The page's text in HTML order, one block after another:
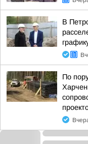
В
По